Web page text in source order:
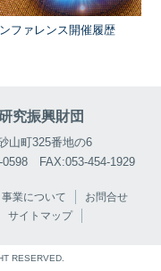
ファレンス開催履歴
究振興財団
山町325番地の6
FAX:053-454-1929
事業について
お問合せ
サイトマップ
RESERVED.